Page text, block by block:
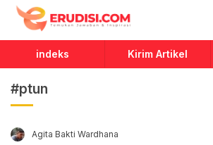
Erudisi
Temukan Jawaban dan Inspirasi
indeks Kirim Artikel
#ptun
Agita Bakti Wardhana